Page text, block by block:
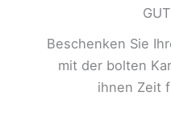
Beschenken Sie
mit der bolten
ihnen Zeit